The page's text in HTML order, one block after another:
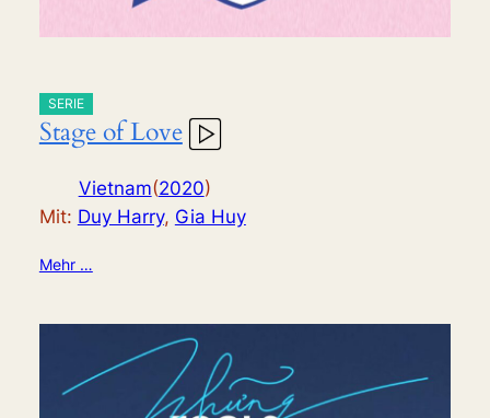
SERIE
Stage of Love
Vietnam(2020)
Mit: Duy Harry, Gia Huy
Mehr …